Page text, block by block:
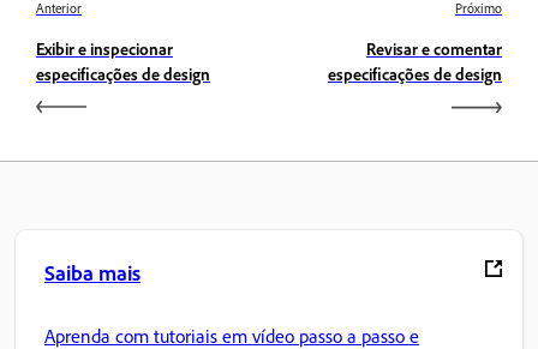
Anterior
Exibir e inspecionar
especificações de design
Próximo
Revisar e comentar
especificações de design
Saiba mais
Aprenda com tutoriais em vídeo passo a passo e